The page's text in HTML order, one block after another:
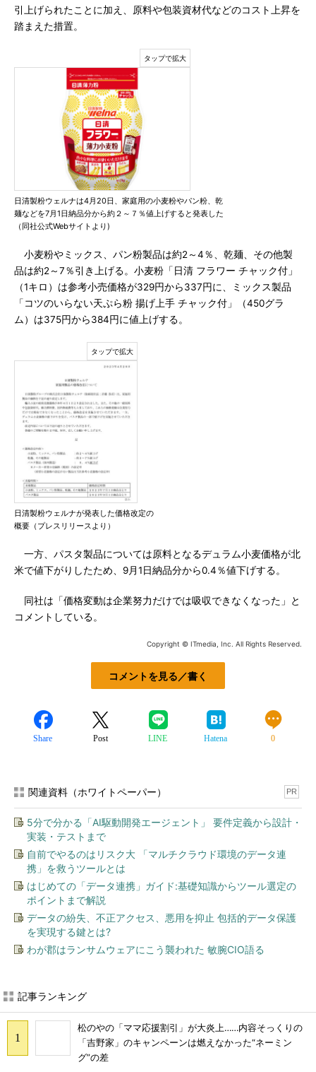
引上げられたことに加え、原料や包装資材代などのコスト上昇を
踏まえた措置。
日清製粉ウェルナは4月20日、家庭用の小麦粉やパン粉、乾
麺などを7月1日納品分から約２～７％値上げすると発表した
（同社公式Webサイトより)
小麦粉やミックス、パン粉製品は約2～4％、乾麺、その他製
品は約2～7％引き上げる。小麦粉「日清 フラワー チャック付」
（1キロ）は参考小売価格が329円から337円に、ミックス製品
「コツのいらない天ぷら粉 揚げ上手 チャック付」（450グラ
ム）は375円から384円に値上げする。
日清製粉ウェルナが発表した価格改定の
概要（プレスリリースより）
一方、パスタ製品については原料となるデュラム小麦価格が北
米で値下がりしたため、9月1日納品分から0.4％値下げする。
同社は「価格変動は企業努力だけでは吸収できなくなった」と
コメントしている。
Copyright © ITmedia, Inc. All Rights Reserved.
コメントを見る／書く
Share Post LINE Hatena 0
関連資料（ホワイトペーパー） PR
5分で分かる「AI駆動開発エージェント」 要件定義から設計・
実装・テストまで
自前でやるのはリスク大 「マルチクラウド環境のデータ連
携」を救うツールとは
はじめての「データ連携」ガイド:基礎知識からツール選定の
ポイントまで解説
データの紛失、不正アクセス、悪用を抑止 包括的データ保護
を実現する鍵とは?
わが郡はランサムウェアにこう襲われた 敏腕CIO語る
記事ランキング
松のやの「ママ応援割引」が大炎上……内容そっくりの
「吉野家」のキャンペーンは燃えなかった“ネーミン
グ”の差